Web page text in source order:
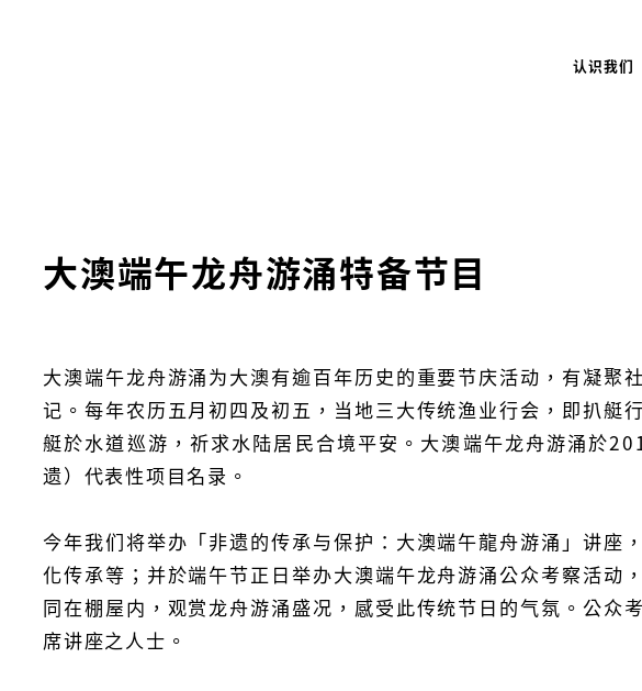
认识我们
大澳端午龙舟游涌特备节目
大澳端午龙舟游涌为大澳有逾百年历史的重要节庆活动，有凝聚
记。每年农历五月初四及初五，当地三大传统渔业行会，即扒艇
艇於水道巡游，祈求水陆居民合境平安。大澳端午龙舟游涌於
遗）代表性项目名录。
今年我们将举办「非遗的传承与保护：大澳端午龍舟游涌」讲座
化传承等；并於端午节正日举办大澳端午龙舟游涌公众考察活动
同在棚屋内，观赏龙舟游涌盛况，感受此传统节日的气氛。公众
席讲座之人士。